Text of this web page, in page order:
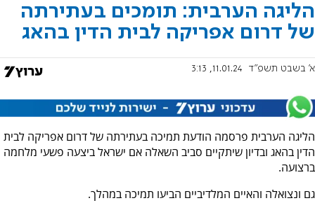
הליגה הערבית: תומכים בעתירתה
של דרום אפריקה לבית הדין בהאג
א' בשבט תשפ"ד 11.01.24, 3:13
הליגה הערבית פרסמה הודעת תמיכה בעתירתה של דרום אפריקה לבית
הדין בהאג ובדיון שיתקיים סביב השאלה אם ישראל ביצעה פשעי מלחמה
ברצועה.
גם ונצואלה והאיים המלדיביים הביעו תמיכה במהלך.